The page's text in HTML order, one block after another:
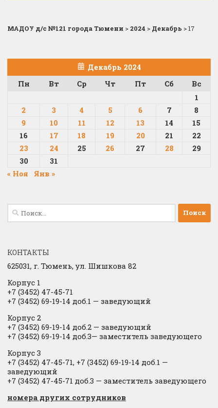
МАДОУ д/с №121 города Тюмени > 2024 > Декабрь >17
Декабрь 2024
Пн
Вт Ср Чт Пт Сб
Вс
1
2
3 4 5 6 7
8
9
10 11 12 13 14
15
16
17 18 19 20 21
22
23
24 25 26 27 28
29
30
31
« Ноя
Янв »
Найти:
КОНТАКТЫ
625031, г. Тюмень, ул. Шишкова 82
Корпус 1
+7 (3452) 47-45-71
+7 (3452) 69-19-14 доб.1 — заведующий
Корпус 2
+7 (3452) 69-19-14 доб.2 — заведующий
+7 (3452) 69-19-14 доб.3— заместитель заведующего
Корпус 3
+7 (3452) 47-45-71, +7 (3452) 69-19-14 доб.1 —
заведующий
+7 (3452) 47-45-71 доб.3 — заместитель заведующего
​номера других сотрудников